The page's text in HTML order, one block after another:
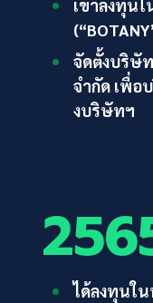
เข้าลงทุน
จัดตั้งบริษั
จำกัด เพื่อ
งบริษัทฯ
ได้ลงทุนใ